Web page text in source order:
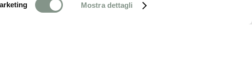
Mostra dettagli